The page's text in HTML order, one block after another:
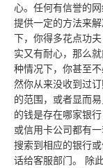
心。任何有信誉的
提供一定的方法来
下，你得多花点功
实又有耐心，那么
种情况下，你甚至
然你从来没收到过
的范围，或者显而
的钱是存在哪家银
或信用卡公司都有
搜索到相应的银行
话给客服部门。 除